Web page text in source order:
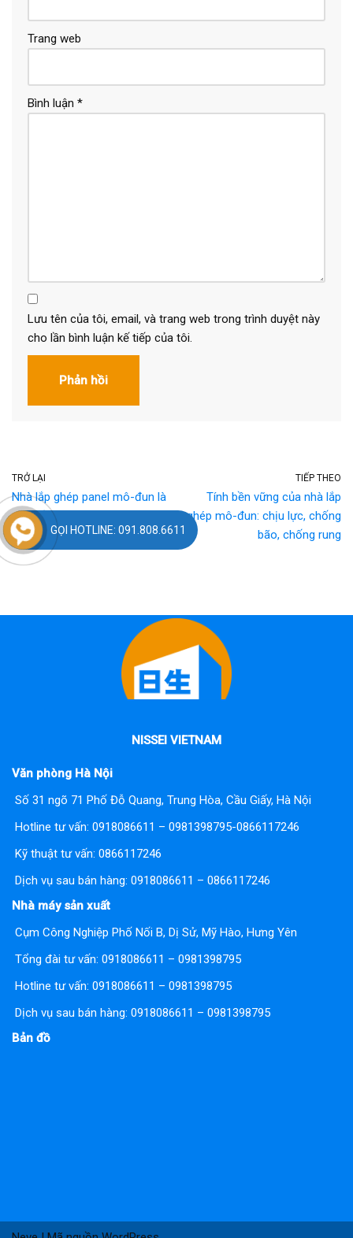
Trang web
Bình luận *
Lưu tên của tôi, email, và trang web trong trình duyệt này
cho lần bình luận kế tiếp của tôi.
TRỞ LẠI
Nhà lắp ghép panel mô-đun là
gì? Cấu tạo và nguyên lý hoạt
động
TIẾP THEO
Tính bền vững của nhà lắp
ghép mô-đun: chịu lực, chống
bão, chống rung
NISSEI VIETNAM
Văn phòng Hà Nội
Số 31 ngõ 71 Phố Đỗ Quang, Trung Hòa, Cầu Giấy, Hà Nội
Hotline tư vấn: 0918086611 – 0981398795-0866117246
Kỹ thuật tư vấn: 0866117246
Dịch vụ sau bán hàng: 0918086611 – 0866117246
Nhà máy sản xuất
Cụm Công Nghiệp Phố Nối B, Dị Sử, Mỹ Hào, Hưng Yên
Tổng đài tư vấn: 0918086611 – 0981398795
Hotline tư vấn: 0918086611 – 0981398795
Dịch vụ sau bán hàng: 0918086611 – 0981398795
Bản đồ
GỌI HOTLINE: 091.808.6611